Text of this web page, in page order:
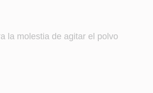
la molestia de agitar el polvo